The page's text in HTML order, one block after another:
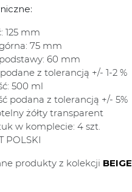
125 mm
75 mm
60 mm
z tolerancją +/- 1-2 %
500 ml
podana z tolerancją +/- 5%
żółty transparent
w komplecie: 4 szt.
POLSKI
produkty z kolekcji BEIGE